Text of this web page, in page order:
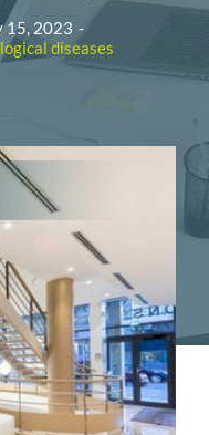
15, 2023 -
diseases